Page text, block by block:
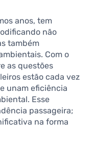
anos, tem
não
também
Com o
as questões
estão cada vez
unam eficiência
Esse
passageira;
na forma